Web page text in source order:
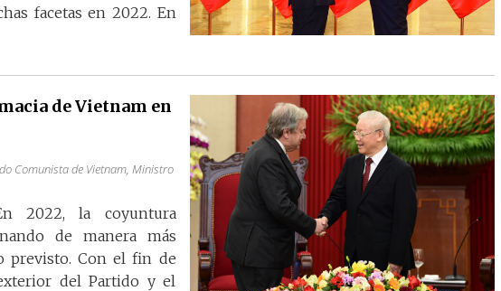
facetas en 2022. En
de Vietnam en
Comunista de Vietnam, Ministro
2022, la coyuntura
de manera más
previsto. Con el fin de
del Partido y el